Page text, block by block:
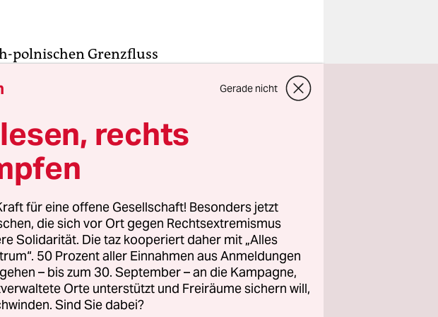
polnischen Grenzfluss
Naturschutzbundes Nabu.
Gemeinden und sogar
hatten ihre oft
Sommerhitze, die die
Celsius steigen ließ –
Flusslebwesen tödliche
normalerweise nur in
„Wer in
sucht, hat sofort die
Gerade nicht
rechts
für eine offene Gesellschaft! Besonders jetzt
die sich vor Ort gegen Rechtsextremismus
Solidarität. Die taz kooperiert daher mit „Alles
50 Prozent aller Einnahmen aus Anmeldungen
– bis zum 30. September – an die Kampagne,
Orte unterstützt und Freiräume sichern will,
Sind Sie dabei?